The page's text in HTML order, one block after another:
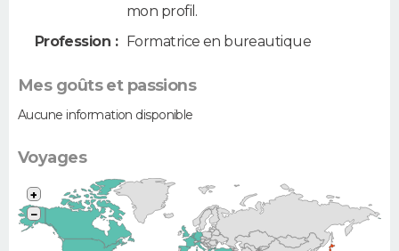
mon profil.
Profession : Formatrice en bureautique
Mes goûts et passions
Aucune information disponible
Voyages
+
−